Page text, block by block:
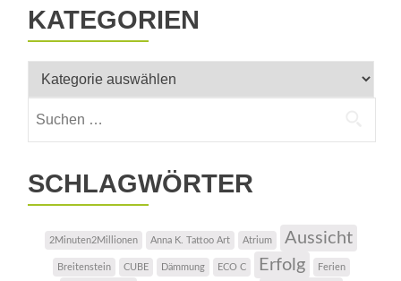
KATEGORIEN
Kategorien
nach:
SCHLAGWÖRTER
2Minuten2Millionen Anna K. Tattoo Art Atrium Aussicht
Breitenstein CUBE Dämmung ECO C Erfolg Ferien